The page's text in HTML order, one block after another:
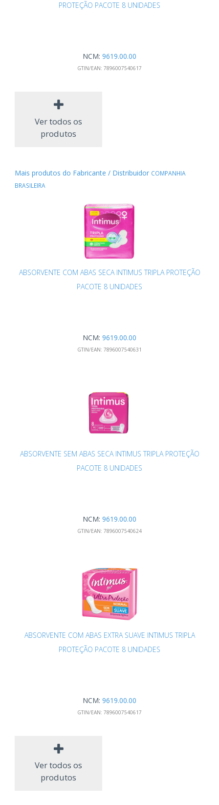
PROTEÇÃO PACOTE 8 UNIDADES
NCM: 9619.00.00
GTIN/EAN: 7896007540617
Ver todos os
produtos
Mais produtos do Fabricante / Distribuidor COMPANHIA
BRASILEIRA
ABSORVENTE COM ABAS SECA INTIMUS TRIPLA PROTEÇÃO
PACOTE 8 UNIDADES
NCM: 9619.00.00
GTIN/EAN: 7896007540631
ABSORVENTE SEM ABAS SECA INTIMUS TRIPLA PROTEÇÃO
PACOTE 8 UNIDADES
NCM: 9619.00.00
GTIN/EAN: 7896007540624
ABSORVENTE COM ABAS EXTRA SUAVE INTIMUS TRIPLA
PROTEÇÃO PACOTE 8 UNIDADES
NCM: 9619.00.00
GTIN/EAN: 7896007540617
Ver todos os
produtos